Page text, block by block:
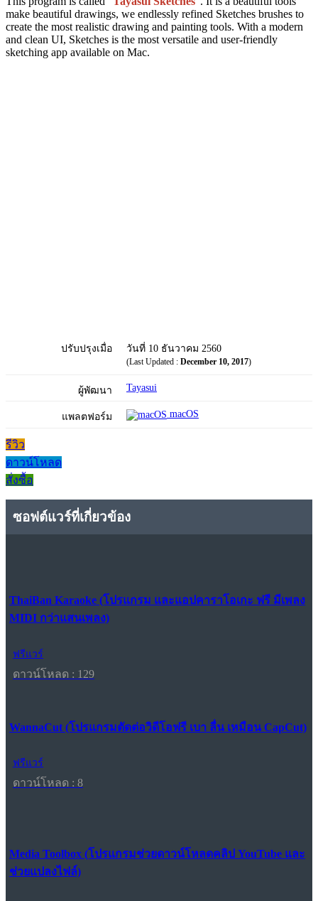
make beautiful drawings, we endlessly refined Sketches brushes to
create the most realistic drawing and painting tools. With a modern
and clean UI, Sketches is the most versatile and user-friendly
sketching app available on Mac.
ปรับปรุงเมื่อ วันที่ 10 ธันวาคม 2560
(Last Updated : December 10, 2017)
ผู้พัฒนา Tayasui
แพลตฟอร์ม macOS
รีวิว
ดาวน์โหลด
สั่งซื้อ
ซอฟต์แวร์ที่เกี่ยวข้อง
ThaiBan Karaoke (โปรแกรม และแอปคาราโอเกะ ฟรี มีเพลง
MIDI กว่าแสนเพลง)
ฟรีแวร์
ดาวน์โหลด : 129
WannaCut (โปรแกรมตัดต่อวิดีโอฟรี เบา ลื่น เหมือน CapCut)
ฟรีแวร์
ดาวน์โหลด : 8
Media Toolbox (โปรแกรมช่วยดาวน์โหลดคลิป YouTube และ
ช่วยแปลงไฟล์)